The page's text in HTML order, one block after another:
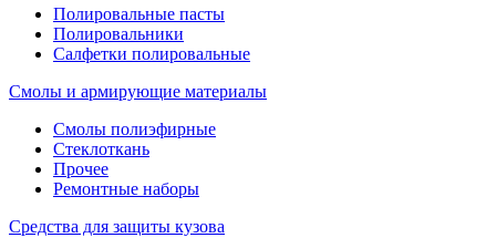
Полировальные пасты
Полировальники
Салфетки полировальные
Смолы и армирующие материалы
Смолы полиэфирные
Стеклоткань
Прочее
Ремонтные наборы
Средства для защиты кузова